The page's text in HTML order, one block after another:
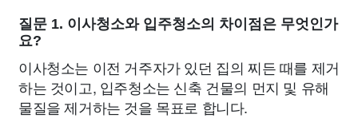
질문 1. 이사청소와 입주청소의 차이점은 무엇인가
요?
이사청소는 이전 거주자가 있던 집의 찌든 때를 제거
하는 것이고, 입주청소는 신축 건물의 먼지 및 유해
물질을 제거하는 것을 목표로 합니다.